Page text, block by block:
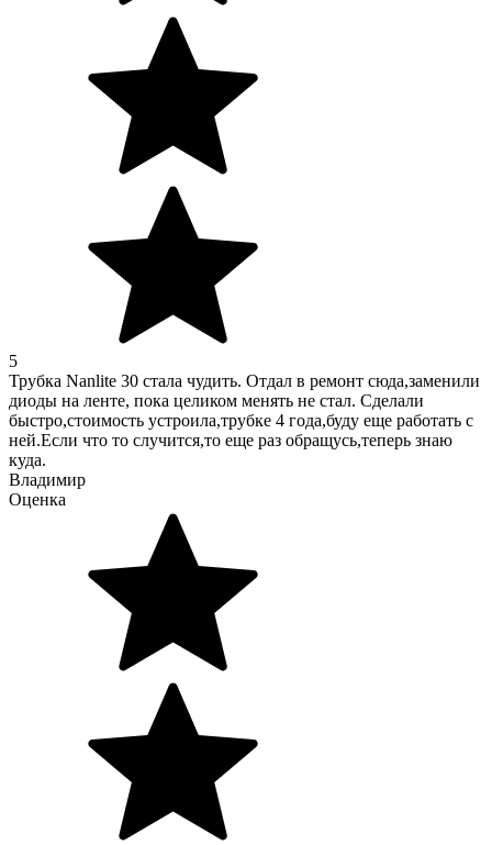
5
Трубка Nanlite 30 стала чудить. Отдал в ремонт сюда,заменили
диоды на ленте, пока целиком менять не стал. Сделали
быстро,стоимость устроила,трубке 4 года,буду еще работать с
ней.Если что то случится,то еще раз обращусь,теперь знаю
куда.
Владимир
Оценка